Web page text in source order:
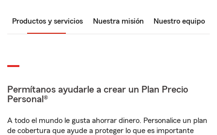
Productos y servicios Nuestra misión Nuestro equipo
Permítanos ayudarle a crear un Plan Precio
Personal®
A todo el mundo le gusta ahorrar dinero. Personalice un plan
de cobertura que ayude a proteger lo que es importante